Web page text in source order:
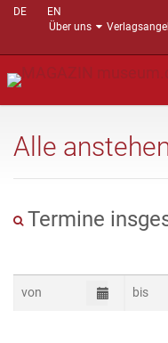
DE
EN
Über uns
Alle
Termine